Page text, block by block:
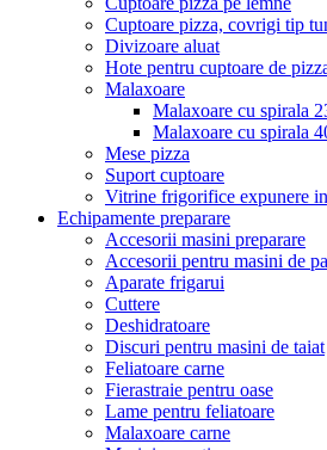
Cuptoare pizza, covrigi tip
Divizoare aluat
Hote pentru cuptoare de
Malaxoare
Malaxoare cu spirala
Malaxoare cu spirala
Mese pizza
Suport cuptoare
Vitrine frigorifice expunere
Echipamente preparare
Accesorii masini preparare
Accesorii pentru masini de
Aparate frigarui
Cuttere
Deshidratoare
Discuri pentru masini de taiat
Feliatoare carne
Fierastraie pentru oase
Lame pentru feliatoare
Malaxoare carne